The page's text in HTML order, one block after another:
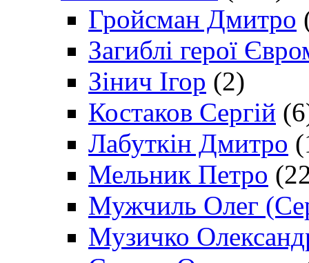
Гройсман Дмитро
Загиблі герої
Зінич Ігор (2)
Костаков Сергій
Лабуткін Дмитро
Мельник Петро
Мужчиль Олег
Музичко